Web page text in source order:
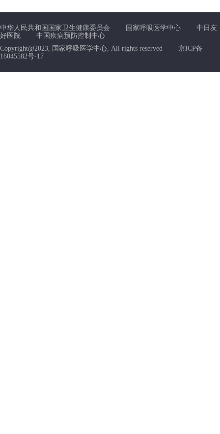
中华人民共和国国家卫生健康委员会 国家呼吸医学中心
中日友
好医院
中国疾病预防控制中心
Copyright@2023, 国家呼吸医学中心, All rights reserved
京ICP备
16045582号-17